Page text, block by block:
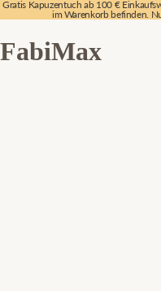
Gratis Kapuzentuch ab 100 €
im Warenkorb befinden.
FabiMax